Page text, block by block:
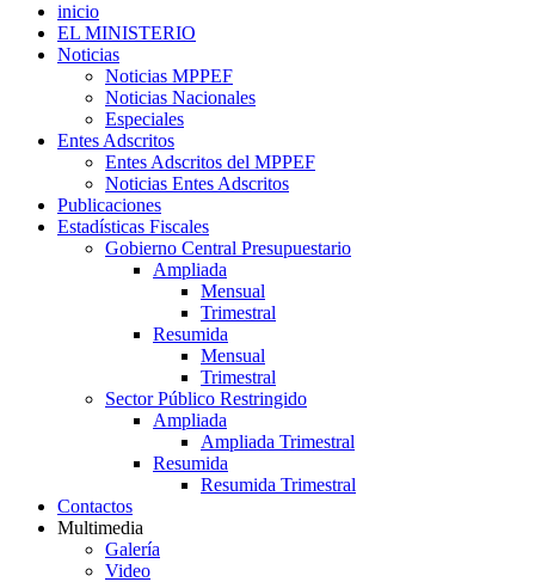
inicio
EL MINISTERIO
Noticias
Noticias MPPEF
Noticias Nacionales
Especiales
Entes Adscritos
Entes Adscritos del MPPEF
Noticias Entes Adscritos
Publicaciones
Estadísticas Fiscales
Gobierno Central Presupuestario
Ampliada
Mensual
Trimestral
Resumida
Mensual
Trimestral
Sector Público Restringido
Ampliada
Ampliada Trimestral
Resumida
Resumida Trimestral
Contactos
Multimedia
Galería
Video